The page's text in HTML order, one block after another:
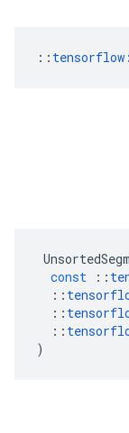
::
const
::
::
::
::
)